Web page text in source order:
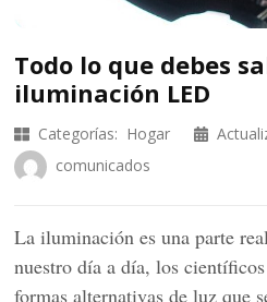
Todo lo que debes
iluminación LED
Categorías: Hogar
comunicados
La iluminación es una parte
nuestro día a día, los
formas alternativas de luz que